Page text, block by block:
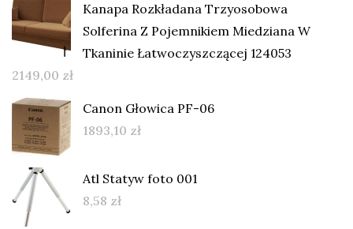
Kanapa Rozkładana Trzyosobowa
Solferina Z Pojemnikiem Miedziana W
Tkaninie Łatwoczyszczącej 124053
2149,00 zł
Canon Głowica PF-06
1893,10 zł
Atl Statyw foto 001
8,58 zł